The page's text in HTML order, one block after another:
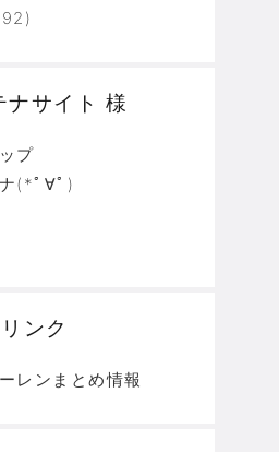
ナサイト 様
プ
(*ﾟ∀ﾟ)
リンク
レンまとめ情報